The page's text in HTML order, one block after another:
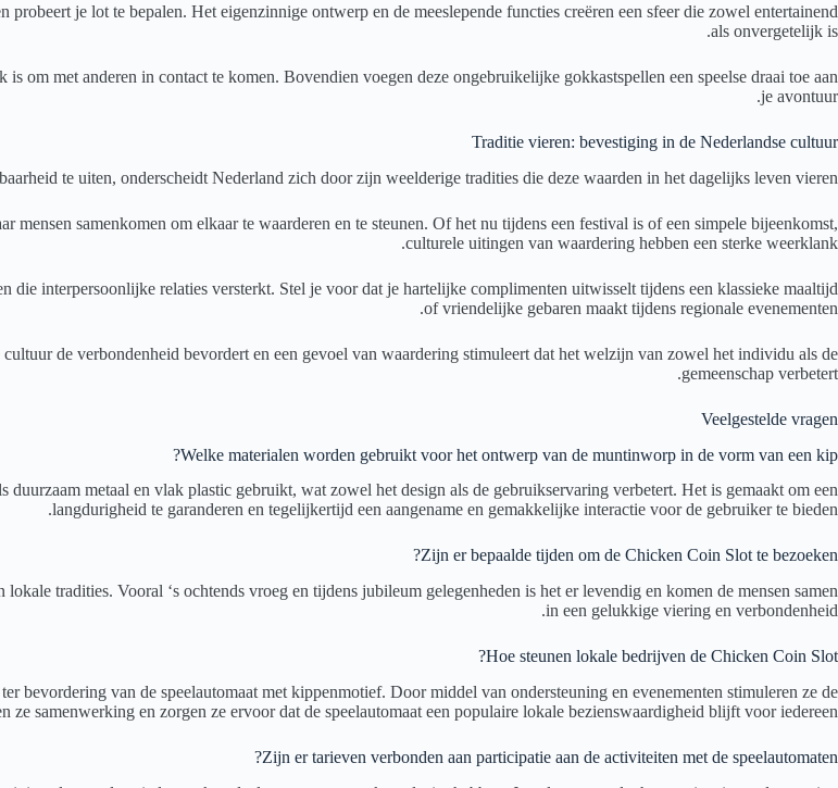
je lot te bepalen. Het eigenzinnige ontwerp en de meeslepende functies creëren een sfeer die zowel entertainend
als onvergetelijk is.
om met anderen in contact te komen. Bovendien voegen deze ongebruikelijke gokkastspellen een speelse draai toe aan
je avontuur.
Traditie vieren: bevestiging in de Nederlandse cultuur
te uiten, onderscheidt Nederland zich door zijn weelderige tradities die deze waarden in het dagelijks leven vieren.
mensen samenkomen om elkaar te waarderen en te steunen. Of het nu tijdens een festival is of een simpele bijeenkomst,
culturele uitingen van waardering hebben een sterke weerklank.
interpersoonlijke relaties versterkt. Stel je voor dat je hartelijke complimenten uitwisselt tijdens een klassieke maaltijd
of vriendelijke gebaren maakt tijdens regionale evenementen.
de verbondenheid bevordert en een gevoel van waardering stimuleert dat het welzijn van zowel het individu als de
gemeenschap verbetert.
Veelgestelde vragen
Welke materialen worden gebruikt voor het ontwerp van de muntinworp in de vorm van een kip?
metaal en vlak plastic gebruikt, wat zowel het design als de gebruikservaring verbetert. Het is gemaakt om een
langdurigheid te garanderen en tegelijkertijd een aangename en gemakkelijke interactie voor de gebruiker te bieden.
Zijn er bepaalde tijden om de Chicken Coin Slot te bezoeken?
tradities. Vooral ‘s ochtends vroeg en tijdens jubileum gelegenheden is het er levendig en komen de mensen samen
in een gelukkige viering en verbondenheid.
Hoe steunen lokale bedrijven de Chicken Coin Slot?
bevordering van de speelautomaat met kippenmotief. Door middel van ondersteuning en evenementen stimuleren ze de
ze samenwerking en zorgen ze ervoor dat de speelautomaat een populaire lokale bezienswaardigheid blijft voor iedereen.
Zijn er tarieven verbonden aan participatie aan de activiteiten met de speelautomaten?